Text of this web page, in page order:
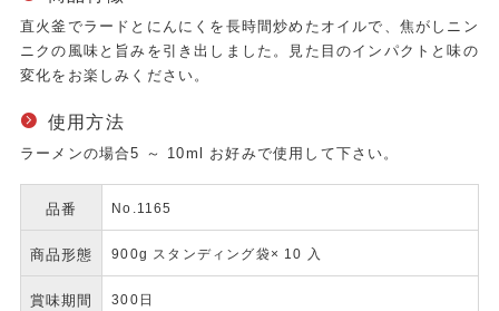
直火釜でラードとにんにくを長時間炒めたオイルで、焦がしニン
ニクの風味と旨みを引き出しました。見た目のインパクトと味の
変化をお楽しみください。
使用方法
ラーメンの場合5 ～ 10ml お好みで使用して下さい。
品番 No.1165
商品形態 900g スタンディング袋× 10 入
賞味期間 300日